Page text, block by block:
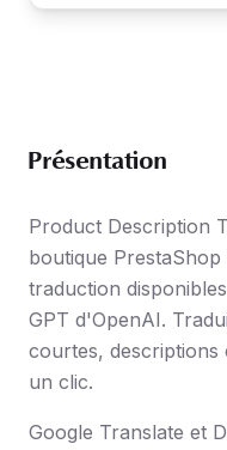
Présentation
Product Description
boutique
traduction
GPT d'OpenAI.
courtes, descriptions
un clic.
Google Translate et